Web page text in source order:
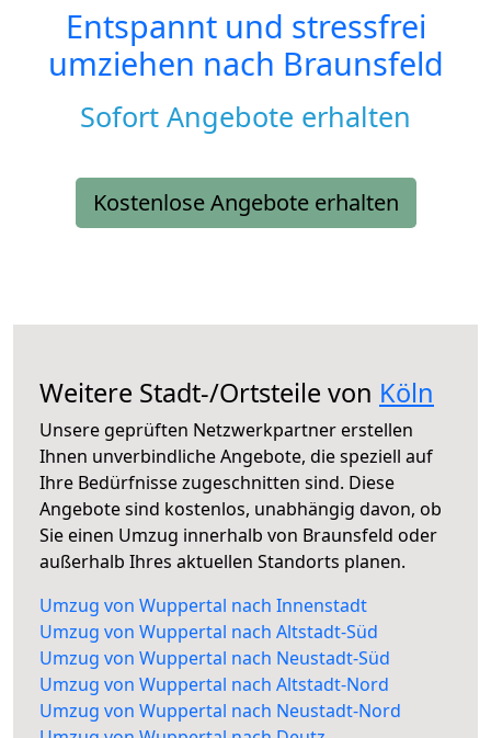
Entspannt und stressfrei
umziehen nach Braunsfeld
Sofort Angebote erhalten
Kostenlose Angebote erhalten
Weitere Stadt-/Ortsteile von Köln
Unsere geprüften Netzwerkpartner erstellen
Ihnen unverbindliche Angebote, die speziell auf
Ihre Bedürfnisse zugeschnitten sind. Diese
Angebote sind kostenlos, unabhängig davon, ob
Sie einen Umzug innerhalb von Braunsfeld oder
außerhalb Ihres aktuellen Standorts planen.
Umzug von Wuppertal nach Innenstadt
Umzug von Wuppertal nach Altstadt-Süd
Umzug von Wuppertal nach Neustadt-Süd
Umzug von Wuppertal nach Altstadt-Nord
Umzug von Wuppertal nach Neustadt-Nord